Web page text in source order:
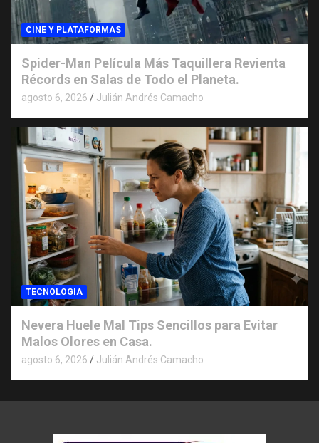
CINE Y PLATAFORMAS
Spider-Man Película Más Taquillera Revienta
Récords en Salas de Todo el Planeta.
agosto 6, 2026 Julián Andrés Camacho
TECNOLOGIA
Nevera Huele Mal Tips Sencillos para Evitar
Malos Olores en Casa.
agosto 6, 2026 Julián Andrés Camacho